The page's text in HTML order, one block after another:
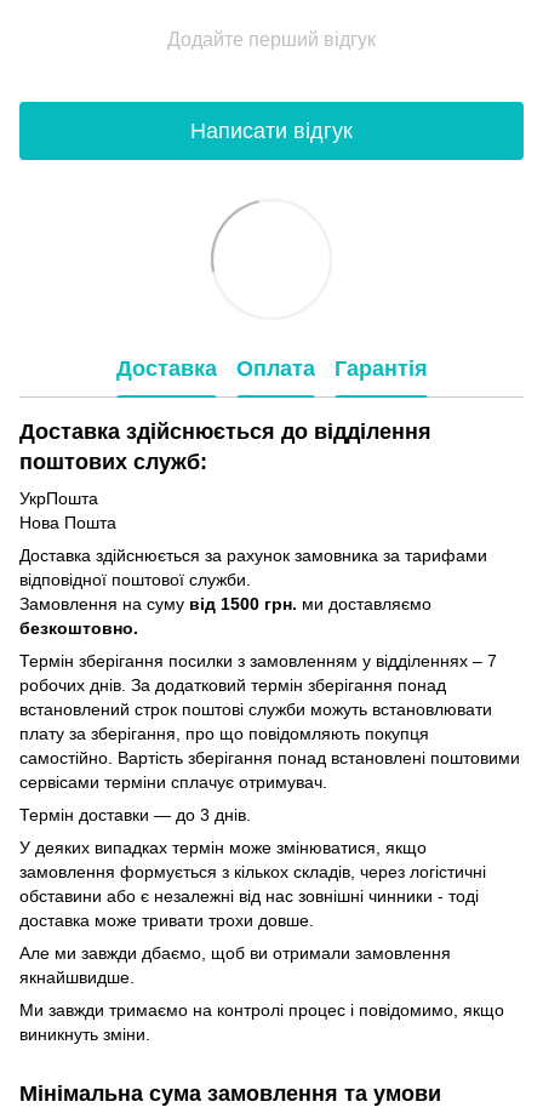
Додайте перший відгук
Написати відгук
Доставка Оплата Гарантія
Доставка здійснюється до відділення
поштових служб:
УкрПошта
Нова Пошта
Доставка здійснюється за рахунок замовника за тарифами
відповідної поштової служби.
Замовлення на суму від 1500 грн. ми доставляємо
безкоштовно.
Термін зберігання посилки з замовленням у відділеннях – 7
робочих днів. За додатковий термін зберігання понад
встановлений строк поштові служби можуть встановлювати
плату за зберігання, про що повідомляють покупця
самостійно. Вартість зберігання понад вcтановлені поштовими
сервісами терміни сплачує отримувач.
Термін доставки — до 3 днів.
У деяких випадках термін може змінюватися, якщо
замовлення формується з кількох складів, через логістичні
обставини або є незалежні від нас зовнішні чинники - тоді
доставка може тривати трохи довше.
Але ми завжди дбаємо, щоб ви отримали замовлення
якнайшвидше.
Ми завжди тримаємо на контролі процес і повідомимо, якщо
виникнуть зміни.
Мінімальна сума замовлення та умови